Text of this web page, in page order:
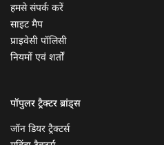
हमसे संपर्क करें
साइट मैप
प्राइवेसी पॉलिसी
नियमों एवं शर्तों
पॉपुलर ट्रैक्टर ब्रांड्स
जॉन डियर ट्रैक्टर्स